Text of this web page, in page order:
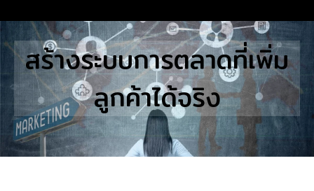
to
content
STUDIES
Search
for:สร้างระบบการตลาดที่เพิ่ม
ลูกค้าได้จริง